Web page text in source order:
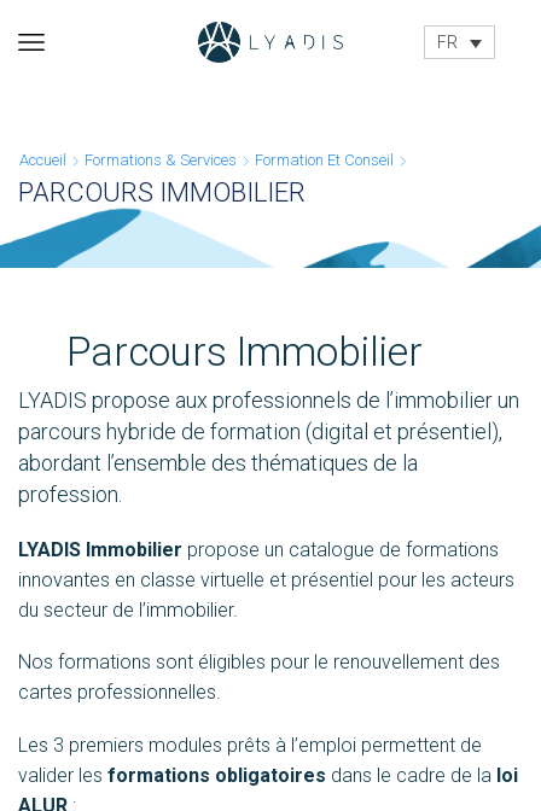
FR
Accueil Formations & Services Formation Et Conseil
PARCOURS IMMOBILIER
Parcours Immobilier
LYADIS propose aux professionnels de l’immobilier un
parcours hybride de formation (digital et présentiel),
abordant l’ensemble des thématiques de la
profession.
LYADIS Immobilier propose un catalogue de formations
innovantes en classe virtuelle et présentiel pour les acteurs
du secteur de l’immobilier.
Nos formations sont éligibles pour le renouvellement des
cartes professionnelles.
Les 3 premiers modules prêts à l’emploi permettent de
valider les formations obligatoires dans le cadre de la loi
ALUR :